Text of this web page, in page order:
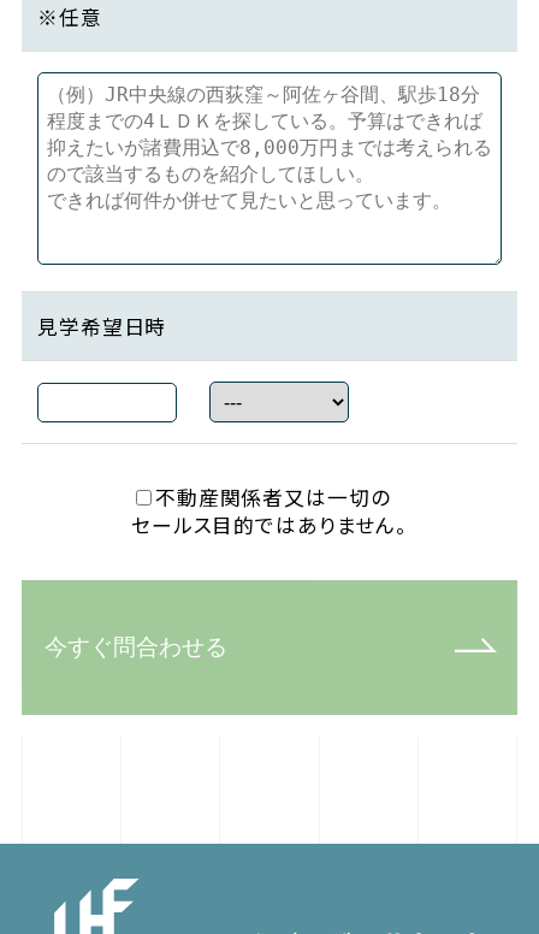
※任意
見学希望日時
不動産関係者又は一切の
セールス目的ではありません。
今すぐ問合わせる